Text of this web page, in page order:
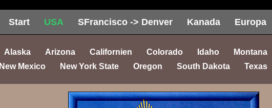
Start USA SFrancisco -> Denver Kanada Europa
Alaska Arizona Californien Colorado Idaho Montana
New Mexico
New York State Oregon South Dakota Texas